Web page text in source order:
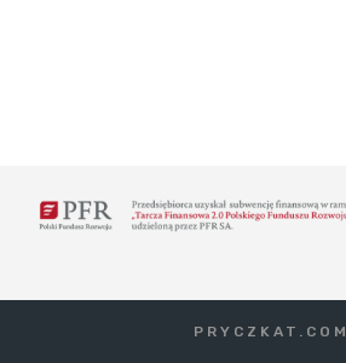
PRYCZKAT.COM